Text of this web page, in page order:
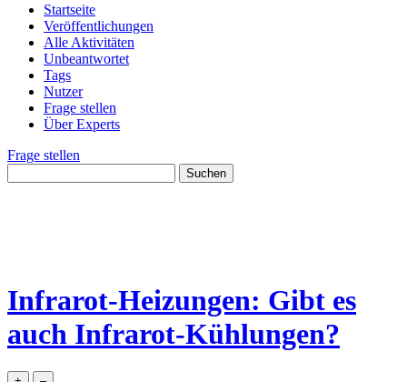
Startseite
Veröffentlichungen
Alle Aktivitäten
Unbeantwortet
Tags
Nutzer
Frage stellen
Über Experts
Frage stellen
Infrarot-Heizungen: Gibt es
auch Infrarot-Kühlungen?